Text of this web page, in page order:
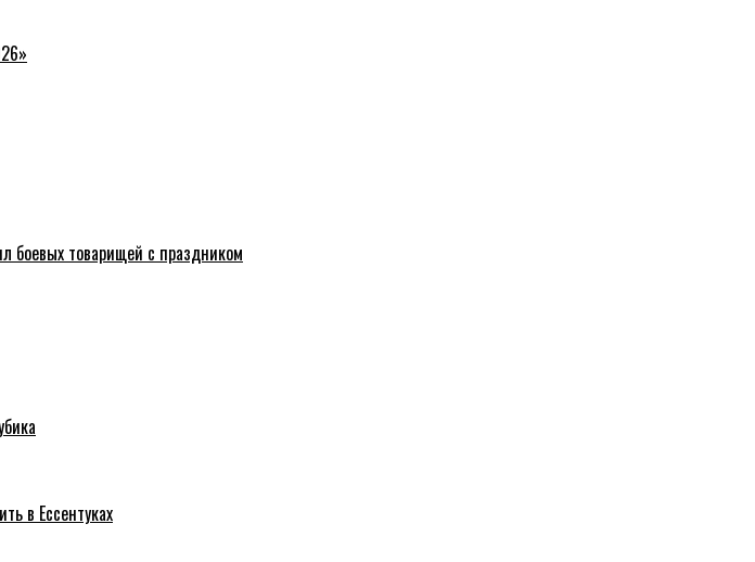
боевых товарищей с праздником
в Ессентуках